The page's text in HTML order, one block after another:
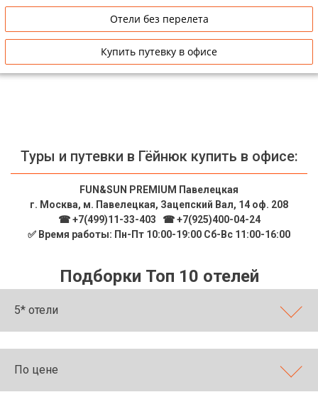
Отели без перелета
Купить путевку в офисе
Туры и путевки в Гёйнюк купить в офисе:
FUN&SUN PREMIUM Павелецкая
г. Москва, м. Павелецкая, Зацепский Вал, 14 оф. 208
☎ +7(499)11-33-403
☎ +7(925)400-04-24
✅ Время работы: Пн-Пт 10:00-19:00 Сб-Вс 11:00-16:00
Подборки Топ 10 отелей
5* отели
По цене